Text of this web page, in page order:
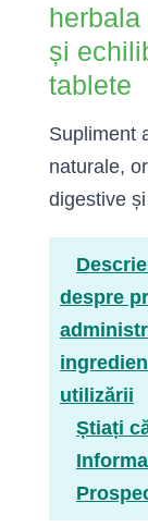
și
tablete
Supliment
naturale,
digestive
despre
utilizării
Știați